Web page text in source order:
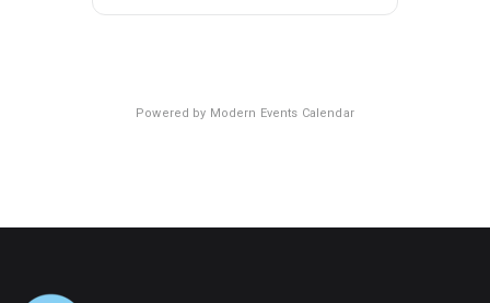
Powered by Modern Events Calendar